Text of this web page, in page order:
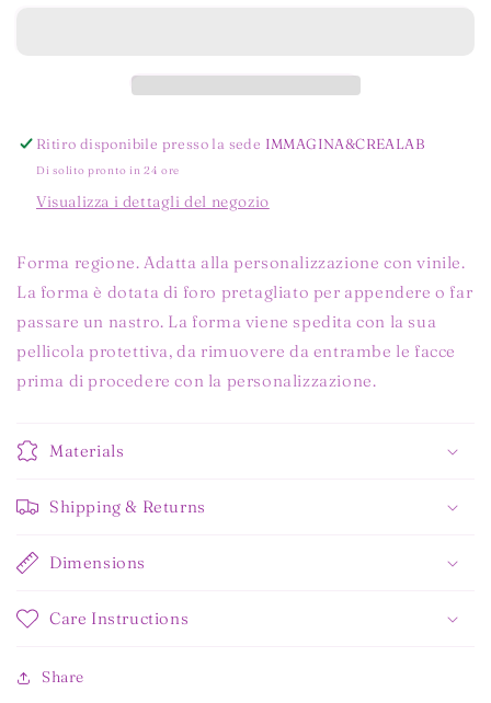
PLEXIGLASS
Ritiro disponibile presso la sede IMMAGINA&CREALAB
Di solito pronto in 24 ore
Visualizza i dettagli del negozio
Forma regione. Adatta alla personalizzazione con vinile.
La forma è dotata di foro pretagliato per appendere o far
passare un nastro. La forma viene spedita con la sua
pellicola protettiva, da rimuovere da entrambe le facce
prima di procedere con la personalizzazione.
Materials
Shipping & Returns
Dimensions
Care Instructions
Share